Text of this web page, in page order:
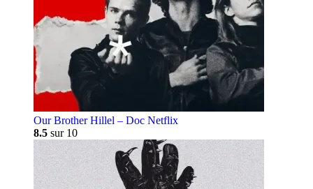
Our Brother Hillel – Doc Netflix
8.5 sur 10